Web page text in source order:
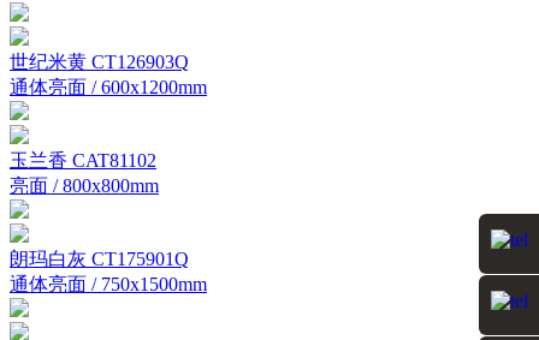
世纪米黄 CT126903Q
通体亮面 / 600x1200mm
玉兰香 CAT81102
亮面 / 800x800mm
朗玛白灰 CT175901Q
通体亮面 / 750x1500mm